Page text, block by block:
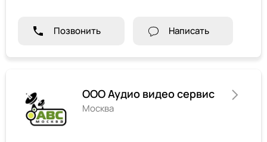
Позвонить Написать
ООО Аудио видео сервис
Москва